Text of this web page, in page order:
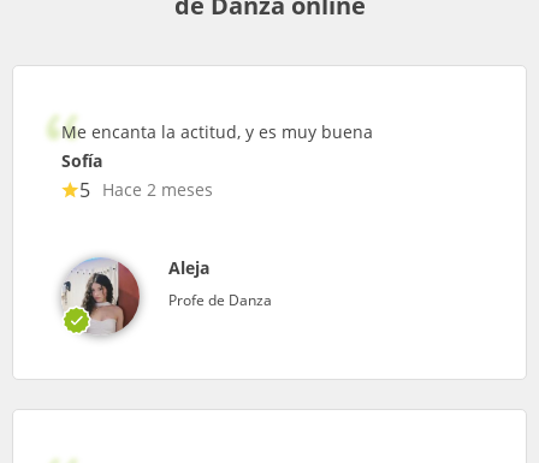
Me encanta la actitud, y es muy buena
Sofía
5 Hace 2 meses
Aleja
Profe de Danza